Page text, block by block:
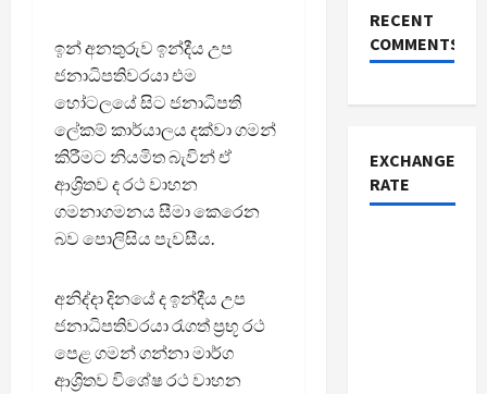
ඉන් අනතුරුව ඉන්දීය උප
ජනාධිපතිවරයා එම
හෝටලයේ සිට ජනාධිපති
ලේකම් කාර්යාලය දක්වා ගමන්
කිරීමට නියමිත බැවින් ඒ
ආශ්‍රිතව ද රථ වාහන
ගමනාගමනය සීමා කෙරෙන
බව පොලිසිය පැවසීය.
අනිද්දා දිනයේ ද ඉන්දීය උප
ජනාධිපතිවරයා රැගත් ප්‍රභූ රථ
පෙළ ගමන් ගන්නා මාර්ග
ආශ්‍රිතව විශේෂ රථ වාහන
RECENT
COMMENTS
EXCHANGE
RATE